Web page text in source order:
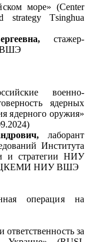
море» (Center
strategy Tsinghua
стажер-
ВШЭ
военно-
ядерных
ядерного оружия»
лаборант
Института
и стратегии НИУ
ЦКЕМИ НИУ ВШЭ
операция на
за